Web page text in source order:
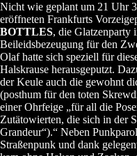
Nicht wie geplant um 21 Uhr
eröffneten Frankfurts
BOTTLES, die Glatzenparty
Beileidsbezeugung für den
Olaf hatte sich speziell für
Halskrause herausgeputzt.
der Keule auch die gewohnt
(posthum für den toten
einer Ohrfeige „für all die
Zutätowierten, die sich in der
Grandeur“).“ Neben
Straßenpunk und dank